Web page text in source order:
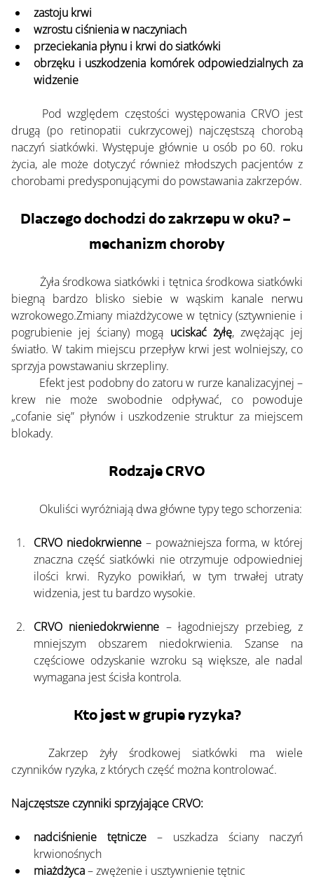
zastoju krwi
wzrostu ciśnienia w naczyniach
przeciekania płynu i krwi do siatkówki
obrzęku i uszkodzenia komórek odpowiedzialnych za
widzenie
drugą (po retinopatii cukrzycowej) najczęstszą chorobą
naczyń siatkówki. Występuje głównie u osób po 60. roku
życia, ale może dotyczyć również młodszych pacjentów z
chorobami predysponującymi do powstawania zakrzepów.
Dlaczego dochodzi do zakrzepu w oku? –
mechanizm choroby
biegną bardzo blisko siebie w wąskim kanale nerwu
wzrokowego.Zmiany miażdżycowe w tętnicy (sztywnienie i
pogrubienie jej ściany) mogą uciskać żyłę, zwężając jej
światło. W takim miejscu przepływ krwi jest wolniejszy, co
sprzyja powstawaniu skrzepliny.
krew nie może swobodnie odpływać, co powoduje
„cofanie się” płynów i uszkodzenie struktur za miejscem
blokady.
Rodzaje CRVO
	Okuliści wyróżniają dwa główne typy tego schorzenia:
CRVO niedokrwienne – poważniejsza forma, w której
znaczna część siatkówki nie otrzymuje odpowiedniej
ilości krwi. Ryzyko powikłań, w tym trwałej utraty
widzenia, jest tu bardzo wysokie.
CRVO nieniedokrwienne – łagodniejszy przebieg, z
mniejszym obszarem niedokrwienia. Szanse na
częściowe odzyskanie wzroku są większe, ale nadal
wymagana jest ścisła kontrola.
Kto jest w grupie ryzyka?
czynników ryzyka, z których część można kontrolować.
Najczęstsze czynniki sprzyjające CRVO:
nadciśnienie tętnicze – uszkadza ściany naczyń
krwionośnych
miażdżyca – zwężenie i usztywnienie tętnic